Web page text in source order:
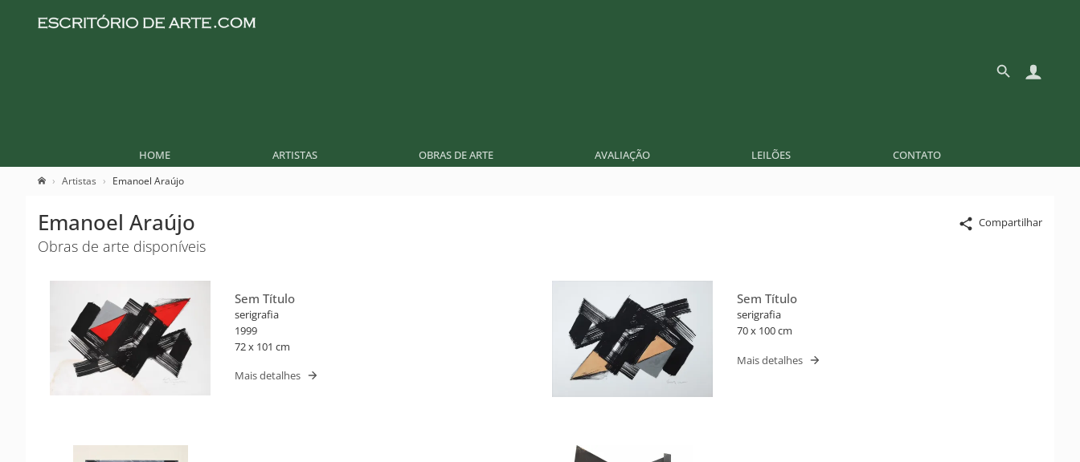
HOME ARTISTAS OBRAS DE ARTE AVALIAÇÃO LEILÕES CONTATO
Artistas Emanoel Araújo
Compartilhar
Emanoel Araújo
Obras de arte disponíveis
Sem Título
serigrafia
1999
72 x 101 cm
Mais detalhes
Sem Título
serigrafia
70 x 100 cm
Mais detalhes